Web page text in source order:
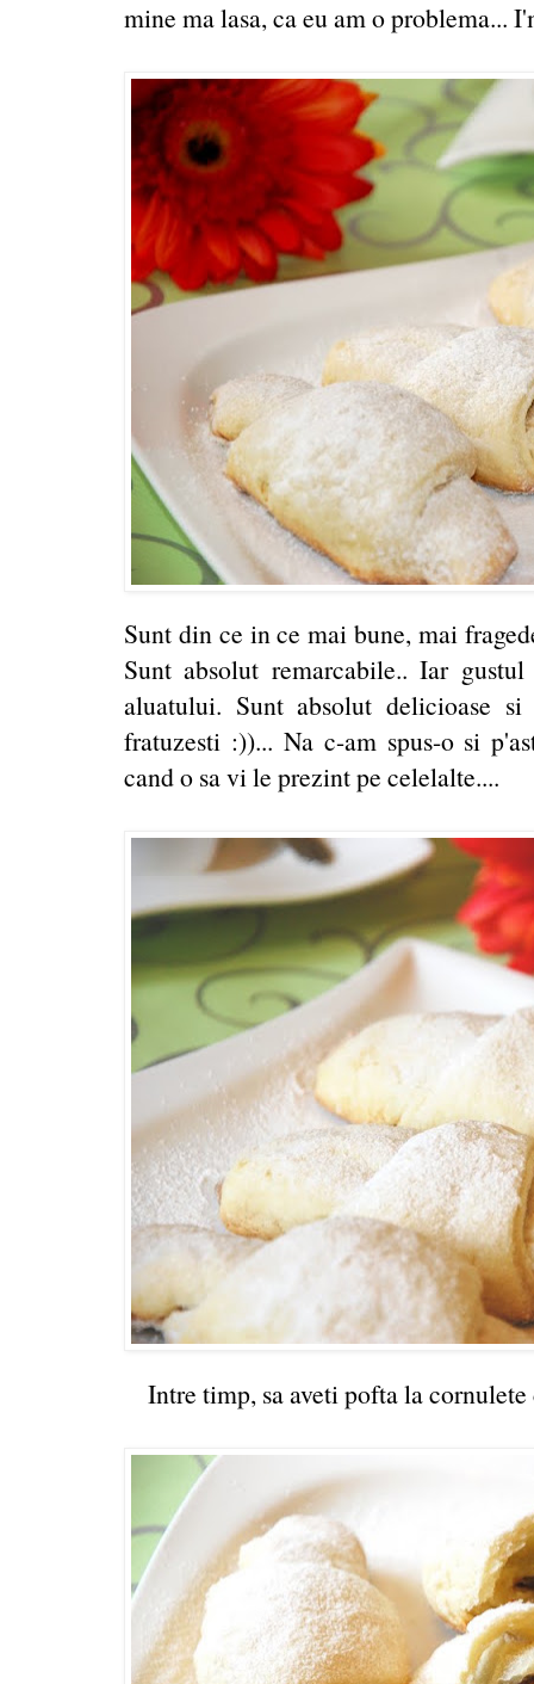
mine ma lasa, ca eu am o problema...
Sunt din ce in ce mai bune, mai
Sunt absolut remarcabile.. Iar
aluatului. Sunt absolut delicioase
fratuzesti :))... Na c-am spus-o si
cand o sa vi le prezint pe celelalte....
Intre timp, sa aveti pofta la